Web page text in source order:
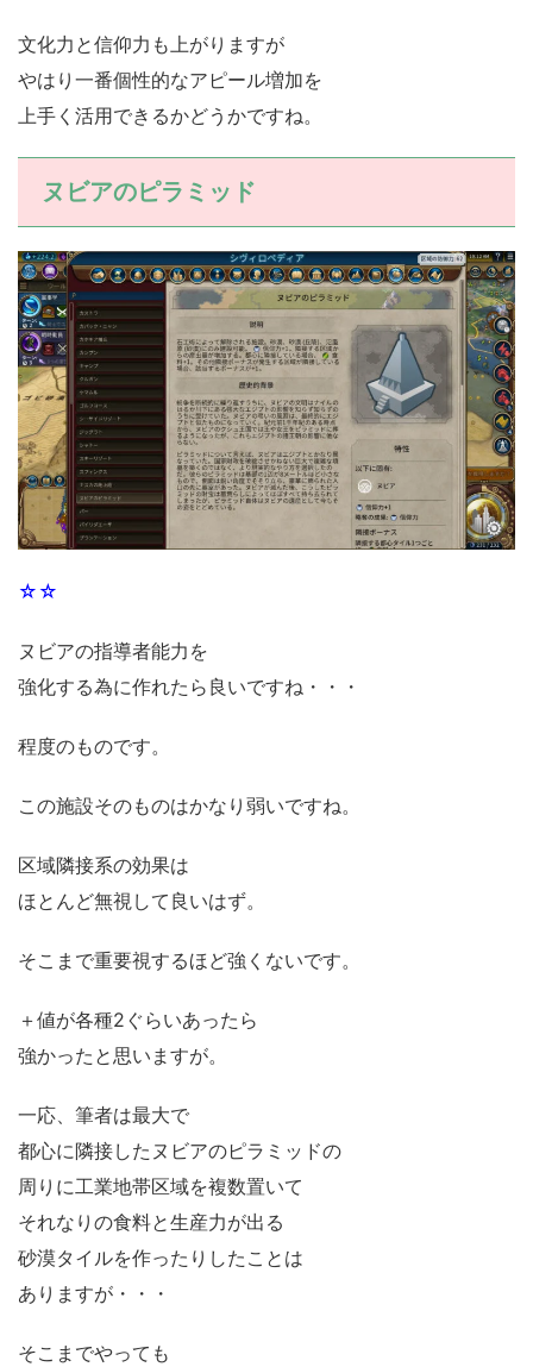
文化力と信仰力も上がりますが
やはり一番個性的なアピール増加を
上手く活用できるかどうかですね。
ヌビアのピラミッド
☆☆
ヌビアの指導者能力を
強化する為に作れたら良いですね・・・
程度のものです。
この施設そのものはかなり弱いですね。
区域隣接系の効果は
ほとんど無視して良いはず。
そこまで重要視するほど強くないです。
＋値が各種2ぐらいあったら
強かったと思いますが。
一応、筆者は最大で
都心に隣接したヌビアのピラミッドの
周りに工業地帯区域を複数置いて
それなりの食料と生産力が出る
砂漠タイルを作ったりしたことは
ありますが・・・
そこまでやっても